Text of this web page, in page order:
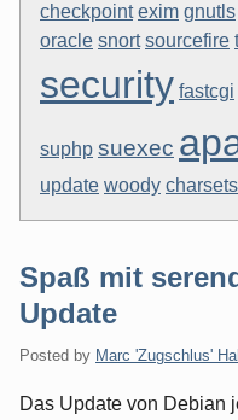
checkpoint exim gnutls
oracle snort sourcefire
security fastcgi
suphp suexec
update woody charsets
Spaß mit
Update
Posted by Marc 'Zugschlus'
Das Update von Debian